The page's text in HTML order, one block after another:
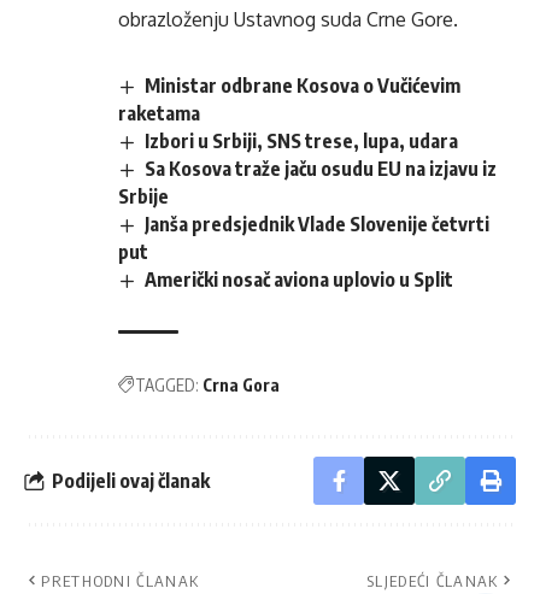
obrazloženju Ustavnog suda Crne Gore.
Ministar odbrane Kosova o Vučićevim
raketama
Izbori u Srbiji, SNS trese, lupa, udara
Sa Kosova traže jaču osudu EU na izjavu iz
Srbije
Janša predsjednik Vlade Slovenije četvrti
put
Američki nosač aviona uplovio u Split
TAGGED: Crna Gora
Podijeli ovaj članak
PRETHODNI ČLANAK SLJEDEĆI ČLANAK